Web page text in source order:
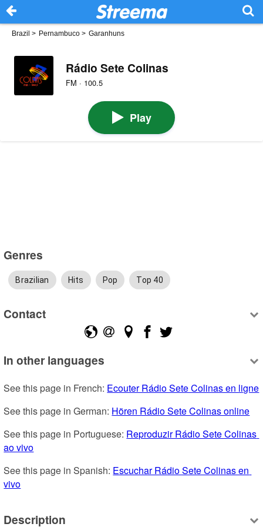
Brazil > Pernambuco > Garanhuns
Rádio Sete Colinas
FM · 100.5
Play
Genres
Brazilian Hits Pop Top 40
Contact
In other languages
See this page in French: Ecouter Rádio Sete Colinas en ligne
See this page in German: Hören Rádio Sete Colinas online
See this page in Portuguese: Reproduzir Rádio Sete Colinas
ao vivo
See this page in Spanish: Escuchar Rádio Sete Colinas en
vivo
Description